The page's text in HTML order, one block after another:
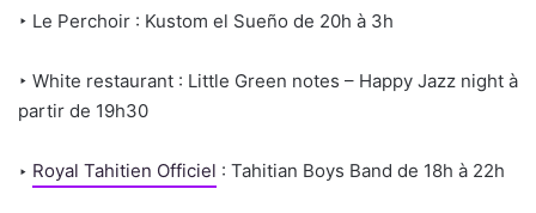
‣ Le Perchoir : Kustom el Sueño de 20h à 3h
‣ White restaurant : Little Green notes – Happy Jazz night à
partir de 19h30
‣ Royal Tahitien Officiel : Tahitian Boys Band de 18h à 22h